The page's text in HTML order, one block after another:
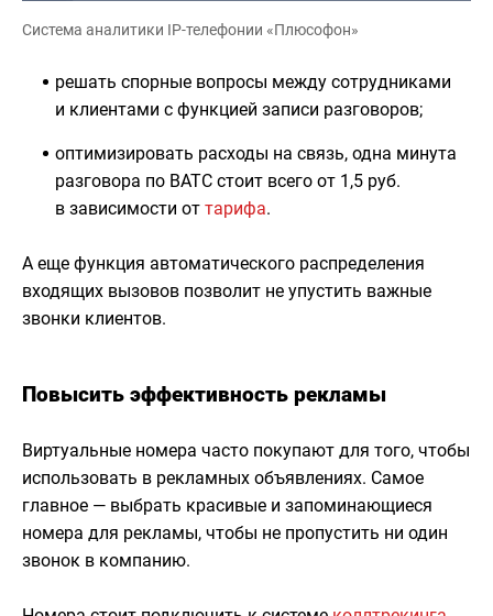
Система аналитики IP-телефонии «Плюсофон»
решать спорные вопросы между сотрудниками
и клиентами с функцией записи разговоров;
оптимизировать расходы на связь, одна минута
разговора по ВАТС стоит всего от 1,5 руб.
в зависимости от тарифа.
А еще функция автоматического распределения
входящих вызовов позволит не упустить важные
звонки клиентов.
Повысить эффективность рекламы
Виртуальные номера часто покупают для того, чтобы
использовать в рекламных объявлениях. Самое
главное — выбрать красивые и запоминающиеся
номера для рекламы, чтобы не пропустить ни один
звонок в компанию.